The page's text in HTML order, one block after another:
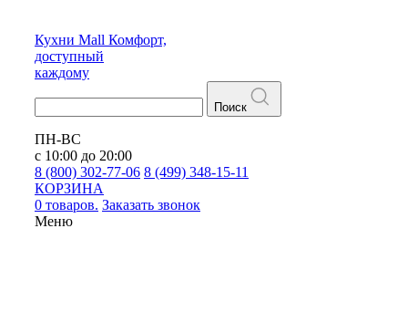
Кухни Mall Комфорт,
доступный
каждому
Поиск
ПН-ВС
с 10:00 до 20:00
8 (800) 302-77-06 8 (499) 348-15-11
КОРЗИНА
0 товаров. Заказать звонок
Меню